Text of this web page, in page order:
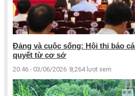
Đảng và cuộc sống: Hội thi báo
quyết từ cơ sở
20:46 - 03/06/2026 8,264 lượt xem